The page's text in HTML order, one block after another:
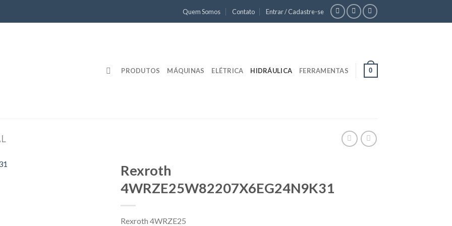
Quem Somos Contato Entrar / Cadastre-se
PRODUTOS MÁQUINAS ELÉTRICA HIDRÁULICA FERRAMENTAS 0
Rexroth
4WRZE25W82207X6EG24N9K31
Rexroth 4WRZE25